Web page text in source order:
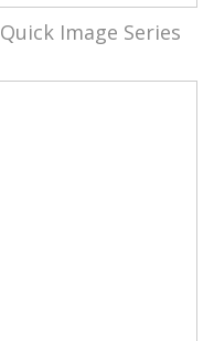
Quick Image Series